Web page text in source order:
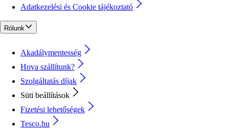
Adatkezelési és Cookie tájékoztató
Rólunk
Akadálymentesség
Hova szállítunk?
Szolgáltatás díjak
Süti beállítások
Fizetési lehetőségek
Tesco.hu